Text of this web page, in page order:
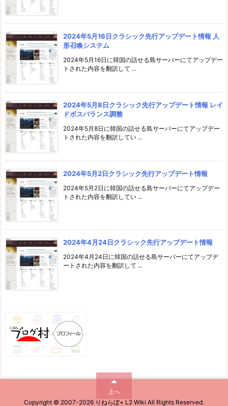
2024年5月16日クラシック先行アップデート情報 人
形召喚システム
2024年5月16日に韓国の話せる島サーバーにてアップデー
トされた内容を翻訳して ...
2024年5月8日クラシック先行アップデート情報 レイ
ドボスバランス調整
2024年5月8日に韓国の話せる島サーバーにてアップデー
トされた内容を翻訳してい ...
2024年5月2日クラシック先行アップデート情報
2024年5月2日に韓国の話せる島サーバーにてアップデー
トされた内容を翻訳してい ...
2024年4月24日クラシック先行アップデート情報
2024年4月24日に韓国の話せる島サーバーにてアップデ
ートされた内容を翻訳して ...
Copyright © 2007-2026 りねらぼ+ L2 Wiki All Rights Reserved.
上へ